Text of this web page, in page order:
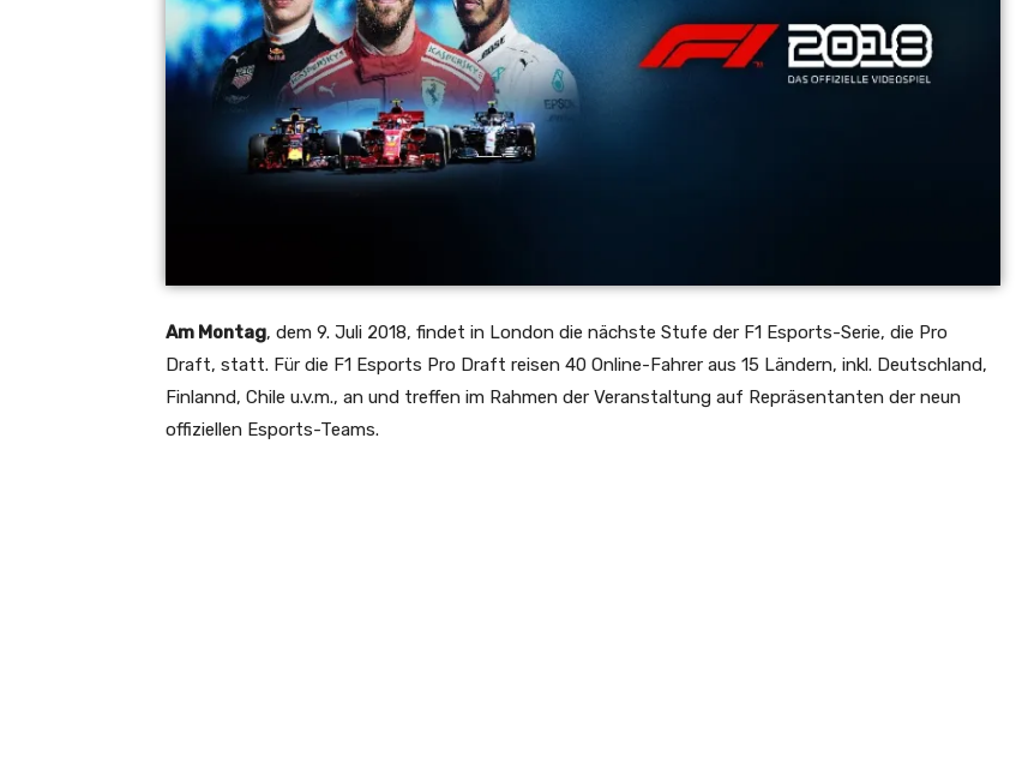
Am Montag, dem 9. Juli 2018, findet in London die nächste Stufe der F1 Esports-Serie, die Pro
Draft, statt. Für die F1 Esports Pro Draft reisen 40 Online-Fahrer aus 15 Ländern, inkl. Deutschland,
Finlannd, Chile u.v.m., an und treffen im Rahmen der Veranstaltung auf Repräsentanten der neun
offiziellen Esports-Teams.